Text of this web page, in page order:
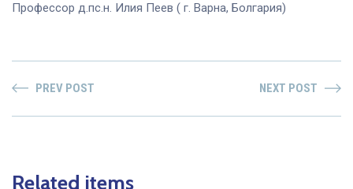
Профессор д.пс.н. Илия Пеев ( г. Варна, Болгария)
PREV POST NEXT POST
Related items